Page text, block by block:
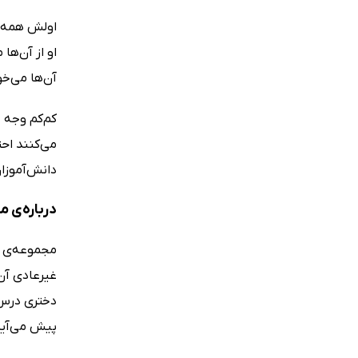
اولش
او از
آن‌ها
کم‌کم وجه
می‌کنند
غیرعادی
دختری
پیش می‌آید.